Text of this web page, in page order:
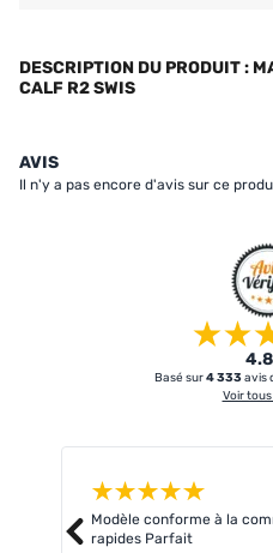
DESCRIPTION DU PRODUIT :
CALF R2 SWIS
AVIS
Il n'y a pas encore d'avis sur ce
Basé sur4 333avis
Voir
Modèle conforme à la
rapides Parfait